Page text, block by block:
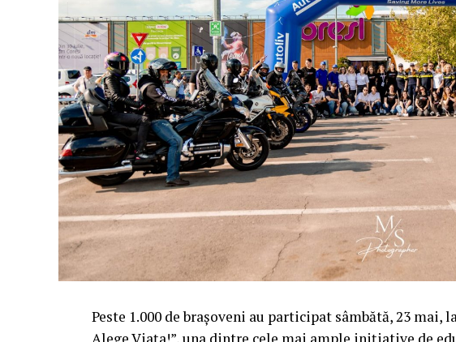
Peste 1.000 de brașoveni au participat sâmbătă, 23 mai,
Alege Viața!”, una dintre cele mai ample inițiative de